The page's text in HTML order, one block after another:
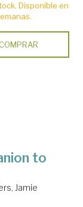
Disponible en
to
Jamie